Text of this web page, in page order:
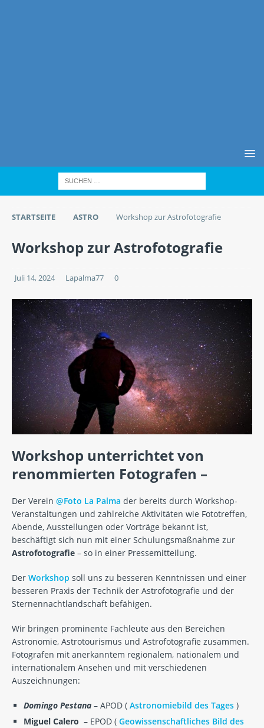
STARTSEITE ASTRO Workshop zur Astrofotografie
Workshop zur Astrofotografie
Juli 14, 2024 Lapalma77 0
Workshop unterrichtet von
renommierten Fotografen –
Der Verein @Foto La Palma der bereits durch Workshop-
Veranstaltungen und zahlreiche Aktivitäten wie Fototreffen,
Abende, Ausstellungen oder Vorträge bekannt ist,
beschäftigt sich nun mit einer Schulungsmaßnahme zur
Astrofotografie – so in einer Pressemitteilung.
Der Workshop soll uns zu besseren Kenntnissen und einer
besseren Praxis der Technik der Astrofotografie und der
Sternennachtlandschaft befähigen.
Wir bringen prominente Fachleute aus den Bereichen
Astronomie, Astrotourismus und Astrofotografie zusammen.
Fotografen mit anerkanntem regionalem, nationalem und
internationalem Ansehen und mit verschiedenen
Auszeichnungen:
Domingo Pestana – APOD ( Astronomiebild des Tages )
Miguel Calero – EPOD ( Geowissenschaftliches Bild des